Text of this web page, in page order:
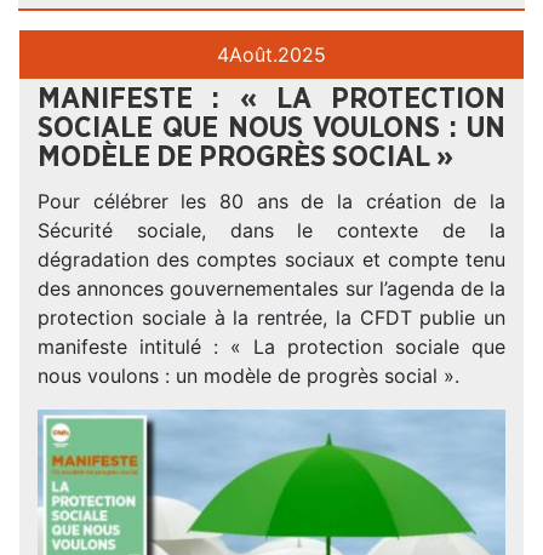
4Août.2025
MANIFESTE : « LA PROTECTION
SOCIALE QUE NOUS VOULONS : UN
MODÈLE DE PROGRÈS SOCIAL »
Pour célébrer les 80 ans de la création de la
Sécurité sociale, dans le contexte de la
dégradation des comptes sociaux et compte tenu
des annonces gouvernementales sur l’agenda de la
protection sociale à la rentrée, la CFDT publie un
manifeste intitulé : « La protection sociale que
nous voulons : un modèle de progrès social ».